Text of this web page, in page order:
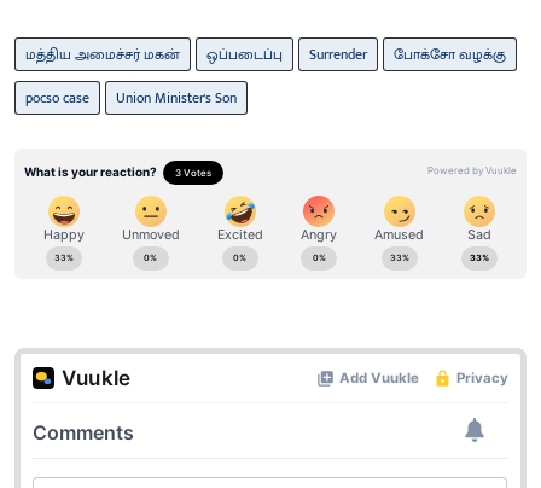
மத்திய அமைச்சர் மகன் ஒப்படைப்பு Surrender
போக்சோ வழக்கு
pocso case
Union Minister's Son